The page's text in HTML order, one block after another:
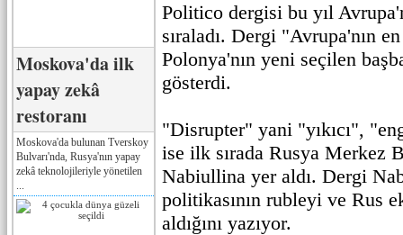
Moskova'da ilk
yapay zekâ
restoranı
Moskova'da bulunan Tverskoy
Bulvarı'nda, Rusya'nın yapay
zekâ teknolojileriyle yönetilen
Politico dergisi bu yıl
sıraladı. Dergi "Avrupa'nın
Polonya'nın yeni seçilen
gösterdi.
"Disrupter" yani "yıkıcı",
ise ilk sırada Rusya Merkez
Nabiullina yer aldı. Dergi
politikasının rubleyi ve Rus
aldığını yazıyor.